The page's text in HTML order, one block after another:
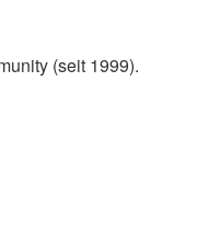
(seit 1999).